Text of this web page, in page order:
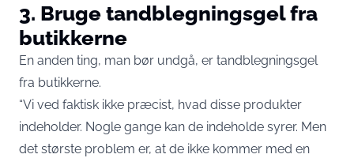
3. Bruge tandblegningsgel fra
butikkerne
En anden ting, man bør undgå, er tandblegningsgel
fra butikkerne.
“Vi ved faktisk ikke præcist, hvad disse produkter
indeholder. Nogle gange kan de indeholde syrer. Men
det største problem er, at de ikke kommer med en